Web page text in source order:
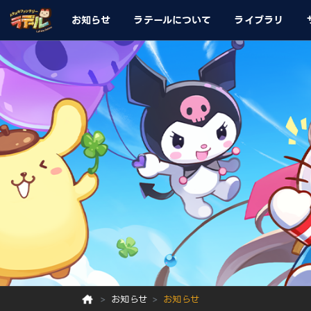
お知らせ ラテールについて ライブラリ
お知らせ お知らせ